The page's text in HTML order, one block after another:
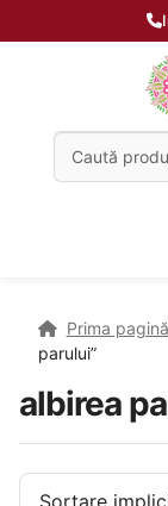
Prima pagină
parului”
albirea